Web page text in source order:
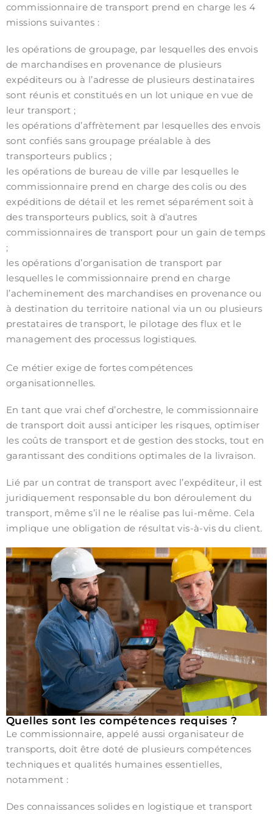
commissionnaire de transport prend en charge les 4
missions suivantes :
les opérations de groupage, par lesquelles des envois
de marchandises en provenance de plusieurs
expéditeurs ou à l’adresse de plusieurs destinataires
sont réunis et constitués en un lot unique en vue de
leur transport ;
les opérations d’affrètement par lesquelles des envois
sont confiés sans groupage préalable à des
transporteurs publics ;
les opérations de bureau de ville par lesquelles le
commissionnaire prend en charge des colis ou des
expéditions de détail et les remet séparément soit à
des transporteurs publics, soit à d’autres
commissionnaires de transport pour un gain de temps
;
les opérations d’organisation de transport par
lesquelles le commissionnaire prend en charge
l’acheminement des marchandises en provenance ou
à destination du territoire national via un ou plusieurs
prestataires de transport, le pilotage des flux et le
management des processus logistiques.
Ce métier exige de fortes compétences
organisationnelles.
En tant que vrai chef d’orchestre, le commissionnaire
de transport doit aussi anticiper les risques, optimiser
les coûts de transport et de gestion des stocks, tout en
garantissant des conditions optimales de la livraison.
Lié par un contrat de transport avec l’expéditeur, il est
juridiquement responsable du bon déroulement du
transport, même s’il ne le réalise pas lui-même. Cela
implique une obligation de résultat vis-à-vis du client.
Quelles sont les compétences requises ?
Le commissionnaire, appelé aussi organisateur de
transports, doit être doté de plusieurs compétences
techniques et qualités humaines essentielles,
notamment :
Des connaissances solides en logistique et transport